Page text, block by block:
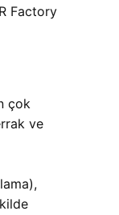
Factory
çok
ve